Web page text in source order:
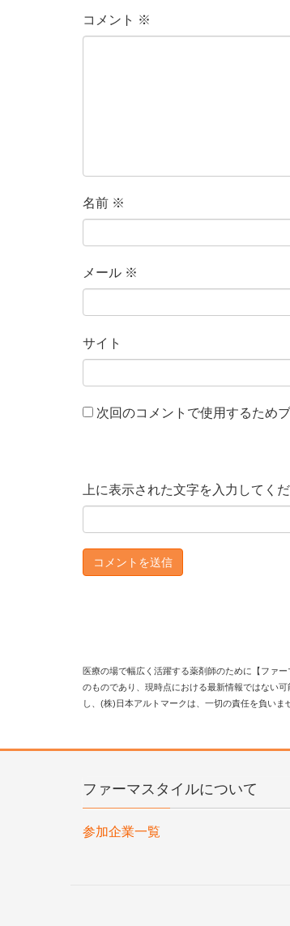
コメント ※
名前 ※
メール ※
サイト
次回のコメントで使用するため
上に表示された文字を入力してくだ
医療の場で幅広く活躍する薬剤師のために【ファ
のものであり、現時点における最新情報ではない
し、(株)日本アルトマークは、一切の責任を負いま
ファーマスタイルについて
参加企業一覧